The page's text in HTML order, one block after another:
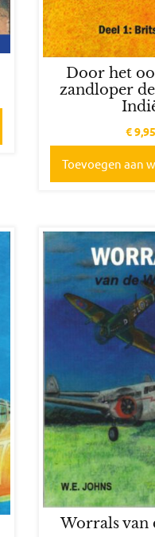
Door het
zandloper
€9,95
Toevoegen aan
Worrals van